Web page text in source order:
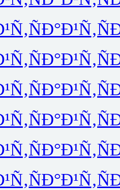
ÑÐ°Ð¹Ñ‚
ÑÐ°Ð¹Ñ‚
ÑÐ°Ð¹Ñ‚
ÑÐ°Ð¹Ñ‚
ÑÐ°Ð¹Ñ‚
ÑÐ°Ð¹Ñ‚